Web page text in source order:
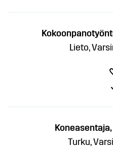
Lieto,
Turku,